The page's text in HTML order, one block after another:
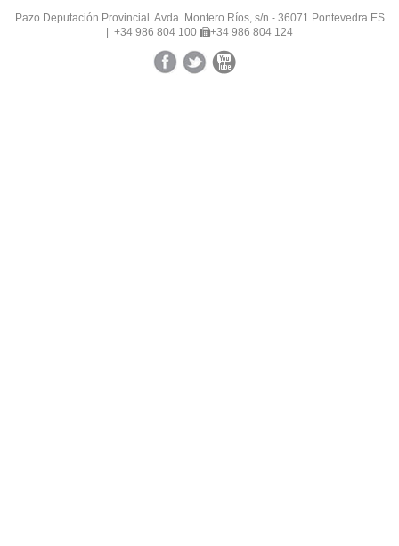
Pazo Deputación Provincial. Avda. Montero Ríos, s/n - 36071 Pontevedra ES
| +34 986 804 100
+34 986 804 124
FacebookTwitterYouTube